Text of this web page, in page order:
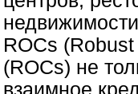
ROCs
(ROCs) не
взаимное